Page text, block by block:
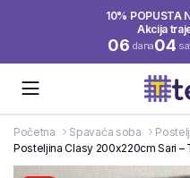
10% POPUSTA
Akcija
06 dana04
Početna Spavaća soba
Posteljina Clasy 200x220cm Sari –